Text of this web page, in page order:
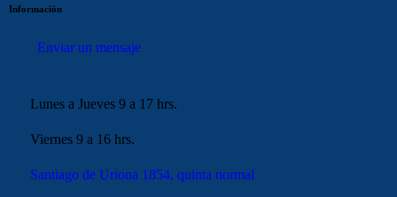
Información
Enviar un mensaje
Lunes a Jueves 9 a 17 hrs.
Viernes 9 a 16 hrs.
Santiago de Uriona 1854, quinta normal